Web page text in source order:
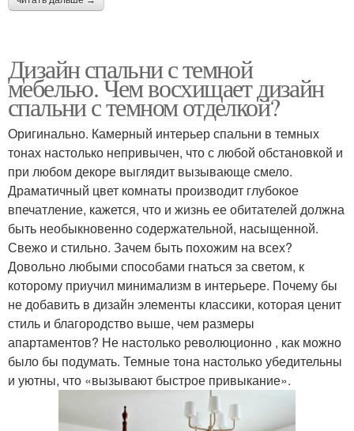
Дизайн спальни с темной
мебелью. Чем восхищает дизайн
спальни с темном отделкой?
Оригинально. Камерный интерьер спальни в темных
тонах настолько непривычен, что с любой обстановкой и
при любом декоре выглядит вызывающе смело.
Драматичный цвет комнаты производит глубокое
впечатление, кажется, что и жизнь ее обитателей должна
быть необыкновенно содержательной, насыщенной.
Свежо и стильно. Зачем быть похожим на всех?
Довольно любыми способами гнаться за светом, к
которому приучил минимализм в интерьере. Почему бы
не добавить в дизайн элементы классики, которая ценит
стиль и благородство выше, чем размеры
апартаментов? Не настолько революционно , как можно
было бы подумать. Темные тона настолько убедительны
и уютны, что «вызывают быстрое привыкание».